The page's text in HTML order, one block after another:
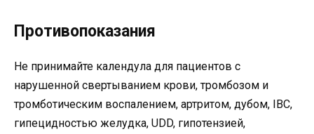
Противопоказания
Не принимайте календула для пациентов с
нарушенной свертыванием крови, тромбозом и
тромботическим воспалением, артритом, дубом, IBC,
гипецидностью желудка, UDD, гипотензией,